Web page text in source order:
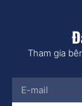
Tham gia